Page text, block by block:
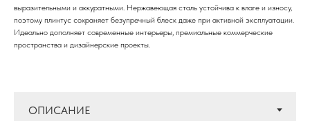
выразительными и аккуратными. Нержавеющая сталь устойчива к влаге и износу,
поэтому плинтус сохраняет безупречный блеск даже при активной эксплуатации.
Идеально дополняет современные интерьеры, премиальные коммерческие
пространства и дизайнерские проекты.